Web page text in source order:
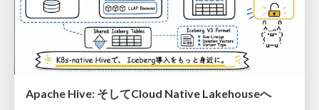
Apache Hive: そしてCloud Native Lakehouseへ